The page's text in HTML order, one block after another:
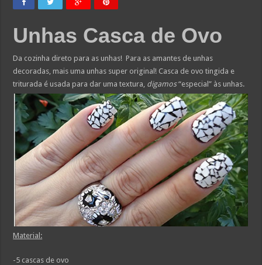
Unhas Casca de Ovo
Da cozinha direto para as unhas! Para as amantes de unhas
decoradas, mais uma unhas super original! Casca de ovo tingida e
triturada é usada para dar uma textura, digamos“especial” às unhas.
Material:
-5 cascas de ovo